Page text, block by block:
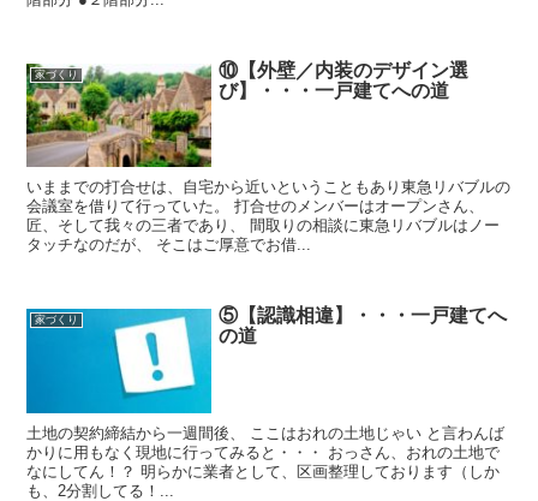
家づくり
⑩【外壁／内装のデザイン選
び】・・・一戸建てへの道
いままでの打合せは、自宅から近いということもあり東急リバブルの
会議室を借りて行っていた。 打合せのメンバーはオープンさん、
匠、そして我々の三者であり、 間取りの相談に東急リバブルはノー
タッチなのだが、 そこはご厚意でお借...
家づくり
⑤【認識相違】・・・一戸建てへ
の道
土地の契約締結から一週間後、 ここはおれの土地じゃい と言わんば
かりに用もなく現地に行ってみると・・・ おっさん、おれの土地で
なにしてん！？ 明らかに業者として、区画整理しております（しか
も、2分割してる！...